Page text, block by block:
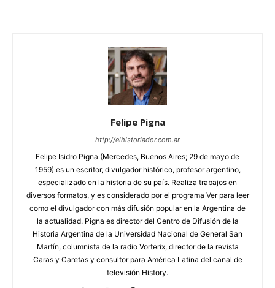
Felipe Pigna
http://elhistoriador.com.ar
Felipe Isidro Pigna (Mercedes, Buenos Aires; 29 de mayo de
1959) es un escritor, divulgador histórico, profesor argentino,
especializado en la historia de su país. Realiza trabajos en
diversos formatos, y es considerado por el programa Ver para leer
como el divulgador con más difusión popular en la Argentina de
la actualidad. Pigna es director del Centro de Difusión de la
Historia Argentina de la Universidad Nacional de General San
Martín, columnista de la radio Vorterix, director de la revista
Caras y Caretas y consultor para América Latina del canal de
televisión History.